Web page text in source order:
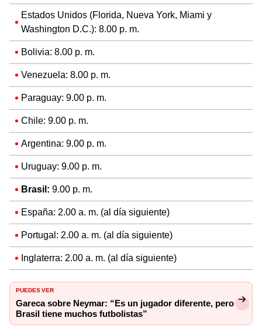
Estados Unidos (Florida, Nueva York, Miami y
Washington D.C.): 8.00 p. m.
Bolivia: 8.00 p. m.
Venezuela: 8.00 p. m.
Paraguay: 9.00 p. m.
Chile: 9.00 p. m.
Argentina: 9.00 p. m.
Uruguay: 9.00 p. m.
Brasil: 9.00 p. m.
España: 2.00 a. m. (al día siguiente)
Portugal: 2.00 a. m. (al día siguiente)
Inglaterra: 2.00 a. m. (al día siguiente)
PUEDES VER
Gareca sobre Neymar: “Es un jugador diferente, pero
Brasil tiene muchos futbolistas”